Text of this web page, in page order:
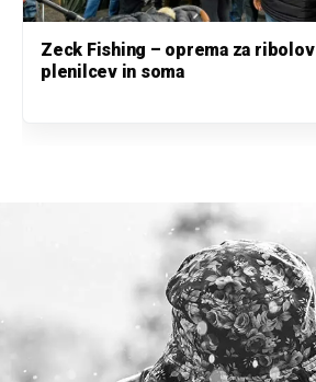
Zeck Fishing – oprema za ribolov
plenilcev in soma